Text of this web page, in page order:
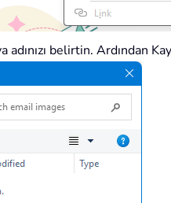
belirtin. Ardından